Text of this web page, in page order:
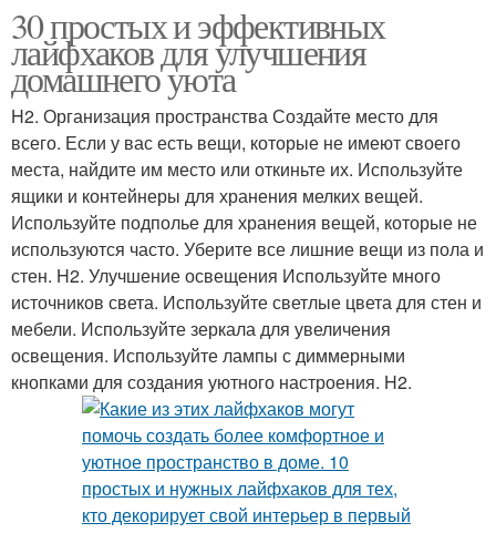
30 простых и эффективных
лайфхаков для улучшения
домашнего уюта
H2. Организация пространства Создайте место для
всего. Если у вас есть вещи, которые не имеют своего
места, найдите им место или откиньте их. Используйте
ящики и контейнеры для хранения мелких вещей.
Используйте подполье для хранения вещей, которые не
используются часто. Уберите все лишние вещи из пола и
стен. H2. Улучшение освещения Используйте много
источников света. Используйте светлые цвета для стен и
мебели. Используйте зеркала для увеличения
освещения. Используйте лампы с диммерными
кнопками для создания уютного настроения. H2.